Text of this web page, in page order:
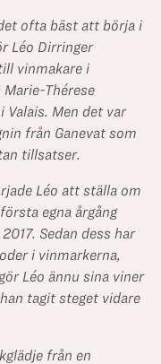
ofta bäst att börja i
Léo Dirringer
vinmakare i
Thérese
Valais. Men det var
från Ganevat som
tillsatser.
Léo att ställa om
egna årgång
Sedan dess har
i vinmarkerna,
Léo ännu sina viner
tagit steget vidare
från en